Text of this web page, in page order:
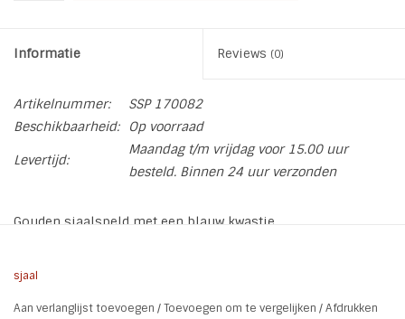
Informatie Reviews (0)
Artikelnummer:
SSP 170082
Beschikbaarheid:
Op voorraad
Levertijd:
Maandag t/m vrijdag voor 15.00 uur
besteld. Binnen 24 uur verzonden
Gouden sjaalspeld met een blauw kwastje
* Lengte: 7,5 cm
sjaal
Aan verlanglijst toevoegen /Toevoegen om te vergelijken /Afdrukken